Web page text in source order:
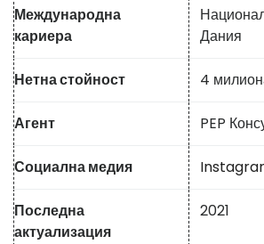
Международна
кариера
Дания
Нетна стойност 4
Агент PEP
Социална медия
Последна
актуализация
2021